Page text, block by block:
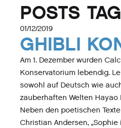
POSTS
01/12/2019
GHIBLI
Am 1. Dezember wurden
Konservatorium lebendig.
sowohl auf Deutsch wie
zauberhaften Welten
Neben den poetischen
Christian Andersen,